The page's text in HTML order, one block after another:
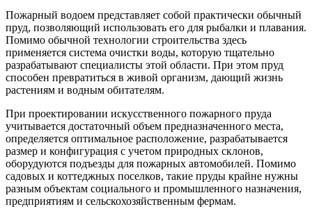
Пожарный водоем представляет собой практически обычный
пруд, позволяющий использовать его для рыбалки и плавания.
Помимо обычной технологии строительства здесь
применяется система очистки воды, которую тщательно
разрабатывают специалисты этой области. При этом пруд
способен превратиться в живой организм, дающий жизнь
растениям и водным обитателям.
При проектировании искусственного пожарного пруда
учитывается достаточный объем предназначенного места,
определяется оптимальное расположение, разрабатывается
размер и конфигурация с учетом природных склонов,
оборудуются подъезды для пожарных автомобилей. Помимо
садовых и коттеджных поселков, такие пруды крайне нужны
разным объектам социального и промышленного назначения,
предприятиям и сельскохозяйственным фермам.